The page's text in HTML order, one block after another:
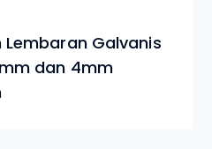
Lembaran Galvanis
dan 4mm